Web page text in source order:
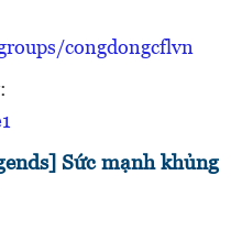
congdongcflvn
Sức mạnh khủng